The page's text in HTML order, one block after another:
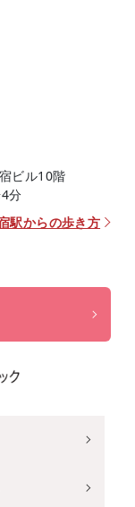
ビル10階
分
駅からの歩き方